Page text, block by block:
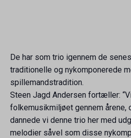
De har som trio igennem de
traditionelle og nykomponerede
spillemandstradition.
Steen Jagd Andersen fortæller:
folkemusikmiljøet gennem årene,
dannede vi denne trio her med
melodier såvel som disse